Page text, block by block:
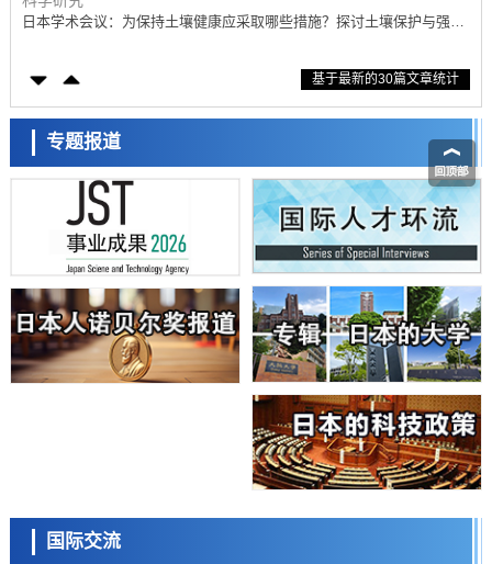
日本学术会议：为保持土壤健康应采取哪些措施？探讨土壤保护与强化
大阪大学开发基于水氢键网络的温度预测新方法，AI从分子排列信息中
经济・社会
【AI法上篇】如何对“将人生交给AI”保持危机感——中央大学平野晋教
授专访
科学研究
庆应义塾大学阐明脑内“游击手”小胶质细胞包裹保护受损神经细胞的机
制，有望用于开发阿尔茨海默病等疾病疗法
科学研究
日本东北大学与横滨橡胶全球首次从纳米尺度揭示橡胶—黄铜粘接界面
劣化抑制机制，为提升轮胎安全性与耐久性的材料设计开辟道路
科学研究
近畿大学等发现植物染料“日本茜”的红色成分可抑制老化与炎症，有望
成为新型功能性材料
科学研究
群马大学开发针对难治性癫痫的新型基因疗法，利用超小型GAD67启动
九州大学揭示夜间眼压升高机制：两种激素波动叠加所致
证电容器可在汽车发动机等高温环境下工作
经济・社会
日本生成式AI使用者占比一年内翻倍，但与中美德仍有较大差距
基于最新的30篇文章统计
专题报道
国际交流
流员